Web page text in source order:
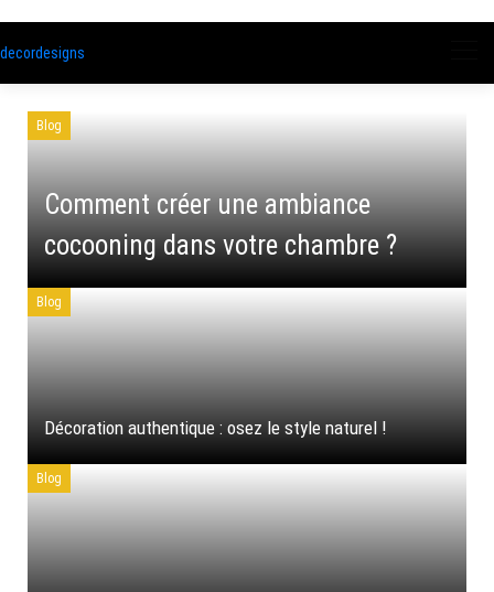
decordesigns
Blog
Comment créer une ambiance
cocooning dans votre chambre ?
Blog
Décoration authentique : osez le style naturel !
Blog